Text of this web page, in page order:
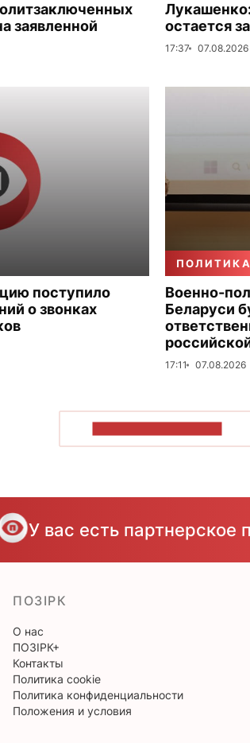
заявленной
остается
17:37 07.08.2026
поступило
о звонках
ПОЛИТИКА
Военно-
Беларуси
17:11 07.08.2026
У вас есть партнерское
ПОЗІРК
О нас
ПОЗІРК+
Контакты
Политика cookie
Политика конфиденциальности
Положения и условия